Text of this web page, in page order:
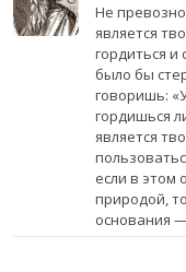
Не
является
гордиться
было бы
говоришь:
гордишься
является
если в этом
природой,
основания